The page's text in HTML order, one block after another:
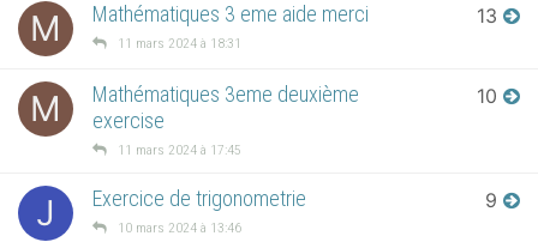
M Mathématiques 3 eme aide merci
11 mars 2024 à 18:31
13
M
Mathématiques 3eme deuxième
exercise
11 mars 2024 à 17:45
10
J Exercice de trigonometrie
10 mars 2024 à 13:46
9